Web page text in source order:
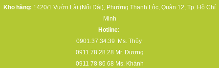
Kho hàng: 1420/1 Vườn Lài (Nối Dài), Phường Thạnh Lộc, Quận 12, Tp. Hồ Chí
Minh
Hotline:
0901.37.34.39
Ms. Thủy
0911.78.28.28 Mr. Dương
0911 78 86 68 Ms. Khánh